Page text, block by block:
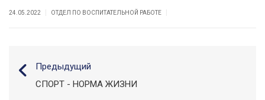
24.05.2022 ОТДЕЛ ПО ВОСПИТАТЕЛЬНОЙ РАБОТЕ
Предыдущий
СПОРТ - НОРМА ЖИЗНИ